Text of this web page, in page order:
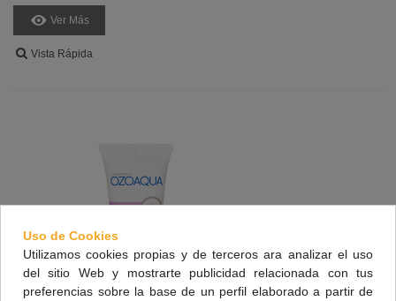
Ver Más
Vista Rápida
Uso de Cookies
Utilizamos cookies propias y de terceros ara analizar el uso
del sitio Web y mostrarte publicidad relacionada con tus
preferencias sobre la base de un perfil elaborado a partir de